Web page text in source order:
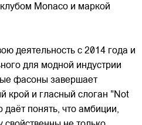
Monaco и маркой
деятельность с 2014 года и
для модной индустрии
фасоны завершает
крой и гласный слоган "Not
понять, что амбиции,